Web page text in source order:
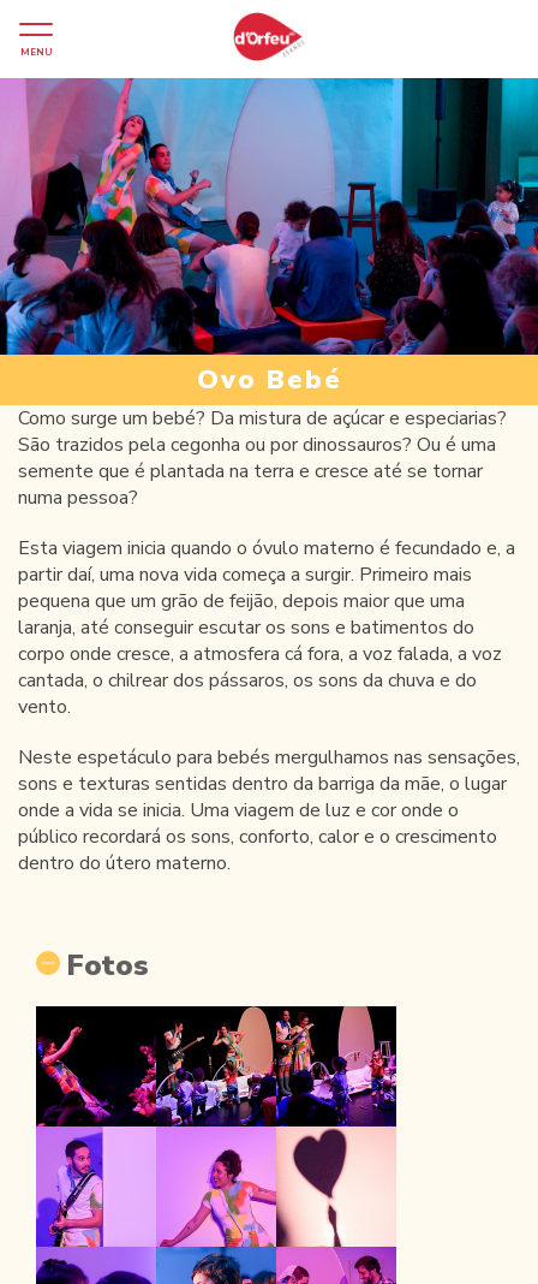
MENU
Ovo Bebé
Como surge um bebé? Da mistura de açúcar e especiarias?
São trazidos pela cegonha ou por dinossauros? Ou é uma
semente que é plantada na terra e cresce até se tornar
numa pessoa?
Esta viagem inicia quando o óvulo materno é fecundado e, a
partir daí, uma nova vida começa a surgir. Primeiro mais
pequena que um grão de feijão, depois maior que uma
laranja, até conseguir escutar os sons e batimentos do
corpo onde cresce, a atmosfera cá fora, a voz falada, a voz
cantada, o chilrear dos pássaros, os sons da chuva e do
vento.
Neste espetáculo para bebés mergulhamos nas sensações,
sons e texturas sentidas dentro da barriga da mãe, o lugar
onde a vida se inicia. Uma viagem de luz e cor onde o
público recordará os sons, conforto, calor e o crescimento
dentro do útero materno.
Fotos